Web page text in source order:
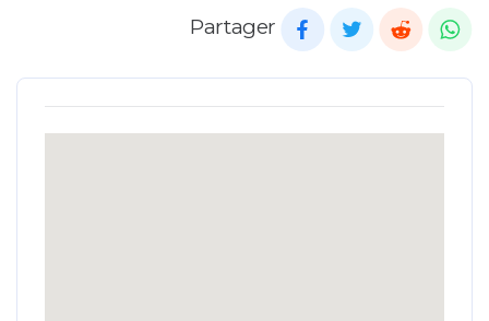
Partager